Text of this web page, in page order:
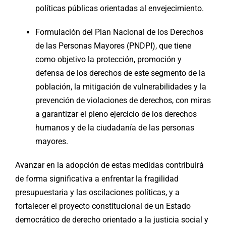
políticas públicas orientadas al envejecimiento.
Formulación del Plan Nacional de los Derechos
de las Personas Mayores (PNDPI), que tiene
como objetivo la protección, promoción y
defensa de los derechos de este segmento de la
población, la mitigación de vulnerabilidades y la
prevención de violaciones de derechos, con miras
a garantizar el pleno ejercicio de los derechos
humanos y de la ciudadanía de las personas
mayores.
Avanzar en la adopción de estas medidas contribuirá
de forma significativa a enfrentar la fragilidad
presupuestaria y las oscilaciones políticas, y a
fortalecer el proyecto constitucional de un Estado
democrático de derecho orientado a la justicia social y